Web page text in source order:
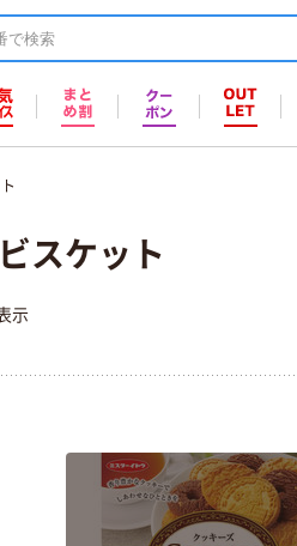
スケット
示